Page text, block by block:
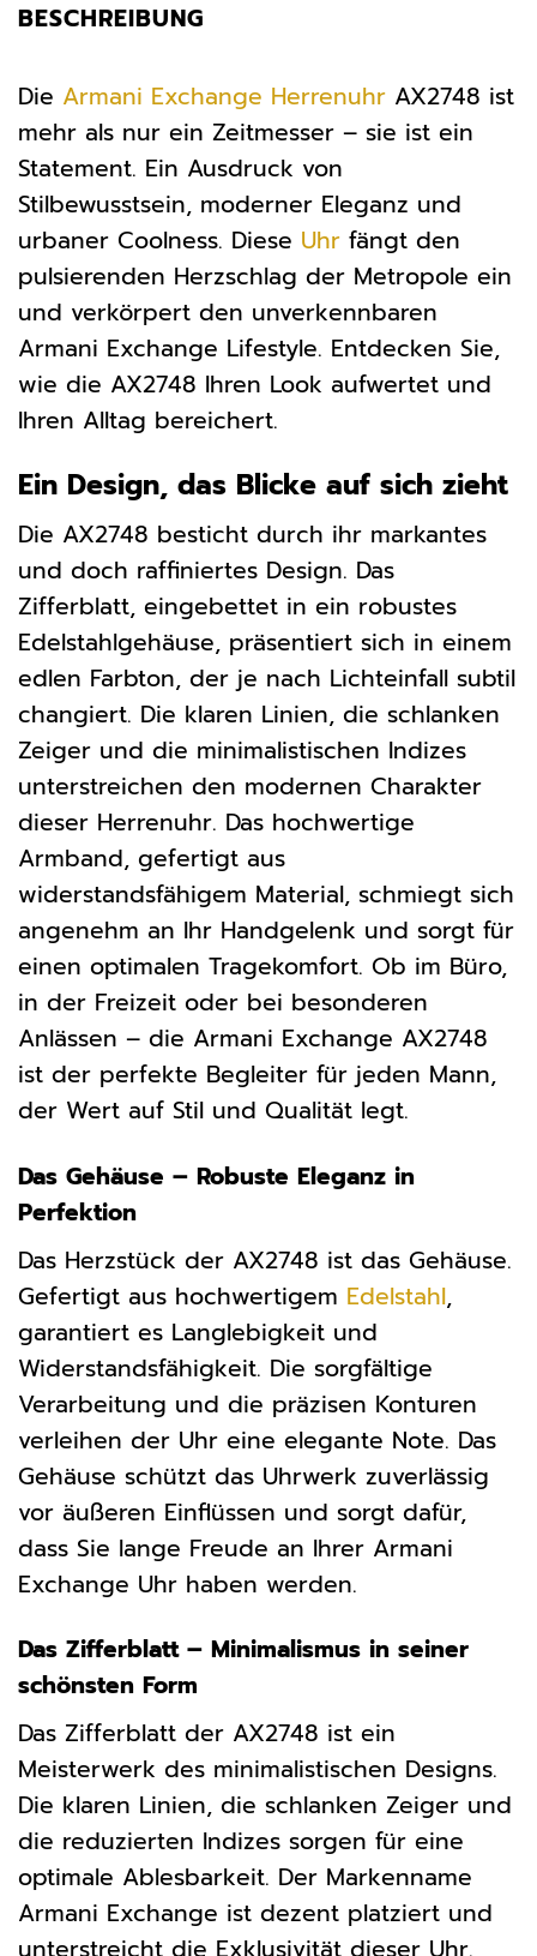
BESCHREIBUNG
Die Armani Exchange Herrenuhr AX2748 ist
mehr als nur ein Zeitmesser – sie ist ein
Statement. Ein Ausdruck von
Stilbewusstsein, moderner Eleganz und
urbaner Coolness. Diese Uhr fängt den
pulsierenden Herzschlag der Metropole ein
und verkörpert den unverkennbaren
Armani Exchange Lifestyle. Entdecken Sie,
wie die AX2748 Ihren Look aufwertet und
Ihren Alltag bereichert.
Ein Design, das Blicke auf sich zieht
Die AX2748 besticht durch ihr markantes
und doch raffiniertes Design. Das
Zifferblatt, eingebettet in ein robustes
Edelstahlgehäuse, präsentiert sich in einem
edlen Farbton, der je nach Lichteinfall subtil
changiert. Die klaren Linien, die schlanken
Zeiger und die minimalistischen Indizes
unterstreichen den modernen Charakter
dieser Herrenuhr. Das hochwertige
Armband, gefertigt aus
widerstandsfähigem Material, schmiegt sich
angenehm an Ihr Handgelenk und sorgt für
einen optimalen Tragekomfort. Ob im Büro,
in der Freizeit oder bei besonderen
Anlässen – die Armani Exchange AX2748
ist der perfekte Begleiter für jeden Mann,
der Wert auf Stil und Qualität legt.
Das Gehäuse – Robuste Eleganz in
Perfektion
Das Herzstück der AX2748 ist das Gehäuse.
Gefertigt aus hochwertigem Edelstahl,
garantiert es Langlebigkeit und
Widerstandsfähigkeit. Die sorgfältige
Verarbeitung und die präzisen Konturen
verleihen der Uhr eine elegante Note. Das
Gehäuse schützt das Uhrwerk zuverlässig
vor äußeren Einflüssen und sorgt dafür,
dass Sie lange Freude an Ihrer Armani
Exchange Uhr haben werden.
Das Zifferblatt – Minimalismus in seiner
schönsten Form
Das Zifferblatt der AX2748 ist ein
Meisterwerk des minimalistischen Designs.
Die klaren Linien, die schlanken Zeiger und
die reduzierten Indizes sorgen für eine
optimale Ablesbarkeit. Der Markenname
Armani Exchange ist dezent platziert und